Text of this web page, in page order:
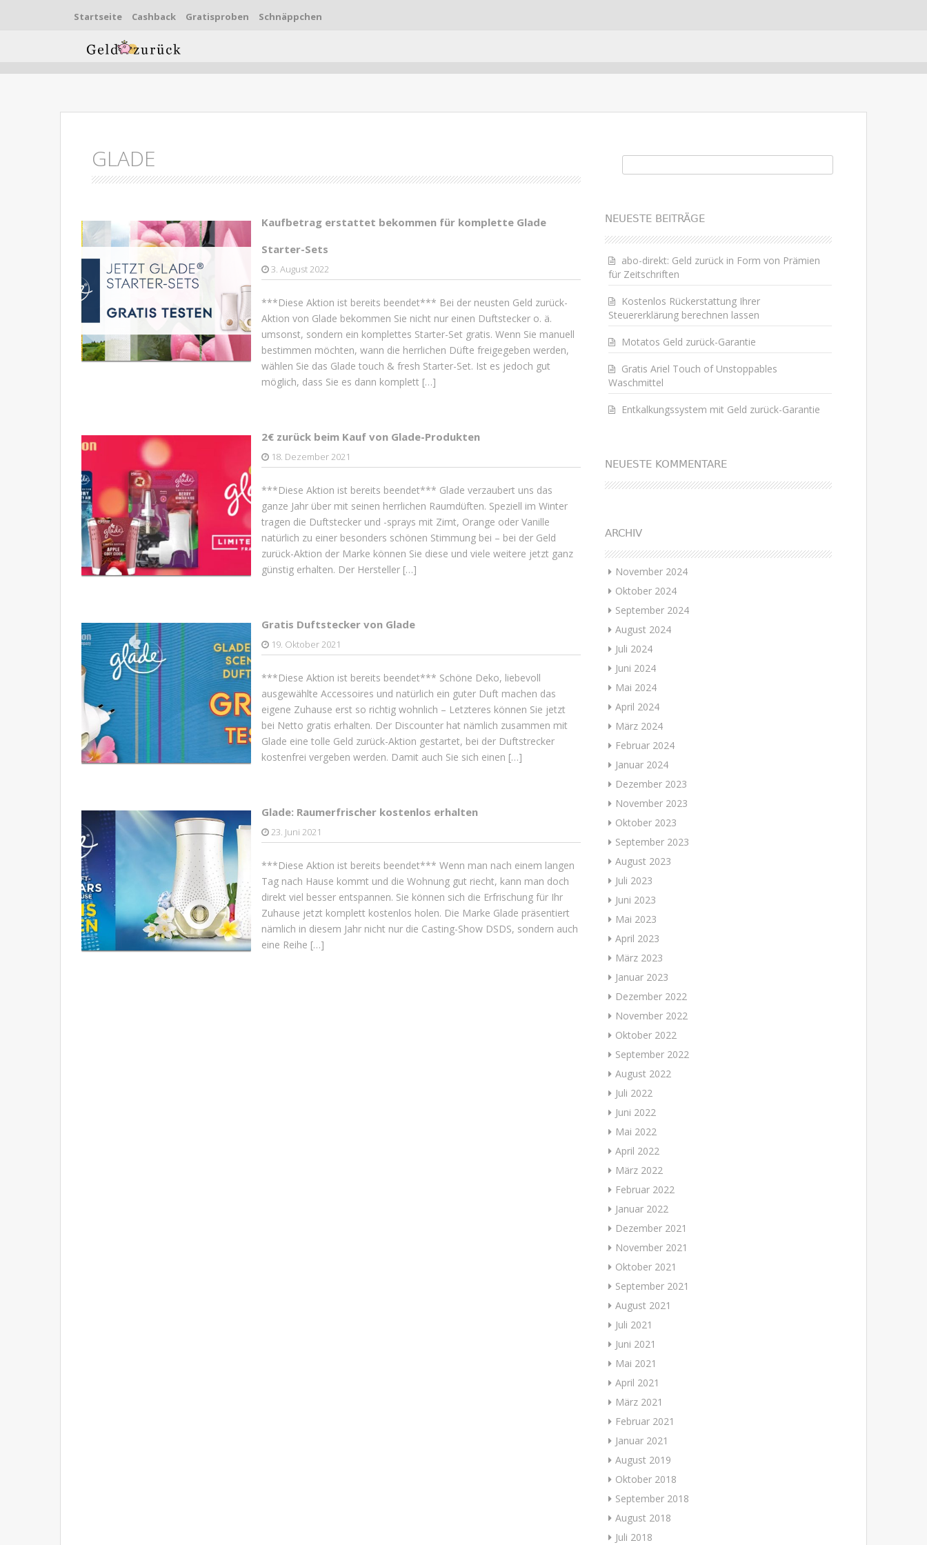
Startseite Cashback Gratisproben Schnäppchen
GLADE
Kaufbetrag erstattet bekommen für komplette Glade
Starter-Sets
3. August 2022
***Diese Aktion ist bereits beendet*** Bei der neusten Geld zurück-
Aktion von Glade bekommen Sie nicht nur einen Duftstecker o. ä.
umsonst, sondern ein komplettes Starter-Set gratis. Wenn Sie manuell
bestimmen möchten, wann die herrlichen Düfte freigegeben werden,
wählen Sie das Glade touch & fresh Starter-Set. Ist es jedoch gut
möglich, dass Sie es dann komplett […]
2€ zurück beim Kauf von Glade-Produkten
18. Dezember 2021
***Diese Aktion ist bereits beendet*** Glade verzaubert uns das
ganze Jahr über mit seinen herrlichen Raumdüften. Speziell im Winter
tragen die Duftstecker und -sprays mit Zimt, Orange oder Vanille
natürlich zu einer besonders schönen Stimmung bei – bei der Geld
zurück-Aktion der Marke können Sie diese und viele weitere jetzt ganz
günstig erhalten. Der Hersteller […]
Gratis Duftstecker von Glade
19. Oktober 2021
***Diese Aktion ist bereits beendet*** Schöne Deko, liebevoll
ausgewählte Accessoires und natürlich ein guter Duft machen das
eigene Zuhause erst so richtig wohnlich – Letzteres können Sie jetzt
bei Netto gratis erhalten. Der Discounter hat nämlich zusammen mit
Glade eine tolle Geld zurück-Aktion gestartet, bei der Duftstrecker
kostenfrei vergeben werden. Damit auch Sie sich einen […]
Glade: Raumerfrischer kostenlos erhalten
23. Juni 2021
***Diese Aktion ist bereits beendet*** Wenn man nach einem langen
Tag nach Hause kommt und die Wohnung gut riecht, kann man doch
direkt viel besser entspannen. Sie können sich die Erfrischung für Ihr
Zuhause jetzt komplett kostenlos holen. Die Marke Glade präsentiert
nämlich in diesem Jahr nicht nur die Casting-Show DSDS, sondern auch
eine Reihe […]
NEUESTE BEITRÄGE
abo-direkt: Geld zurück in Form von Prämien
für Zeitschriften
Kostenlos Rückerstattung Ihrer
Steuererklärung berechnen lassen
Motatos Geld zurück-Garantie
Gratis Ariel Touch of Unstoppables
Waschmittel
Entkalkungssystem mit Geld zurück-Garantie
NEUESTE KOMMENTARE
ARCHIV
November 2024
Oktober 2024
September 2024
August 2024
Juli 2024
Juni 2024
Mai 2024
April 2024
März 2024
Februar 2024
Januar 2024
Dezember 2023
November 2023
Oktober 2023
September 2023
August 2023
Juli 2023
Juni 2023
Mai 2023
April 2023
März 2023
Januar 2023
Dezember 2022
November 2022
Oktober 2022
September 2022
August 2022
Juli 2022
Juni 2022
Mai 2022
April 2022
März 2022
Februar 2022
Januar 2022
Dezember 2021
November 2021
Oktober 2021
September 2021
August 2021
Juli 2021
Juni 2021
Mai 2021
April 2021
März 2021
Februar 2021
Januar 2021
August 2019
Oktober 2018
September 2018
August 2018
Juli 2018